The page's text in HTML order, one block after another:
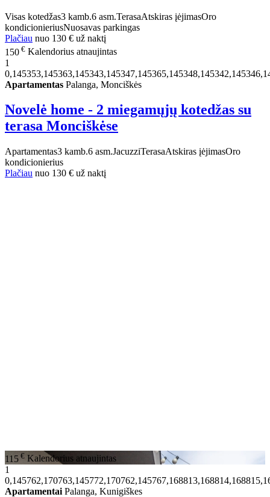
Visas kotedžas3 kamb.6 asm.TerasaAtskiras įėjimasOro
kondicionieriusNuosavas parkingas
Plačiau nuo 130 € už naktį
150 € Kalendorius atnaujintas
1
Apartamentas Palanga, Monciškės
Novelė home - 2 miegamųjų kotedžas su
terasa Monciškėse
Apartamentas3 kamb.6 asm.JacuzziTerasaAtskiras įėjimasOro
kondicionierius
Plačiau nuo 130 € už naktį
115 € Kalendorius atnaujintas
1
Apartamentai Palanga, Kunigiškes